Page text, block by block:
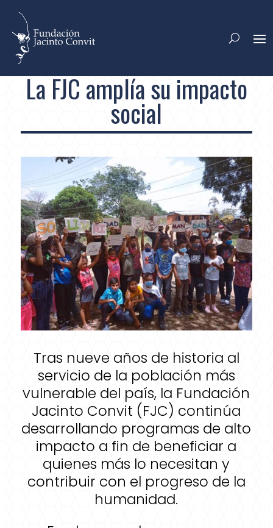
La FJC amplía su impacto
social
Tras nueve años de historia al
servicio de la población más
vulnerable del país, la Fundación
Jacinto Convit (FJC) continúa
desarrollando programas de alto
impacto a fin de beneficiar a
quienes más lo necesitan y
contribuir con el progreso de la
humanidad.